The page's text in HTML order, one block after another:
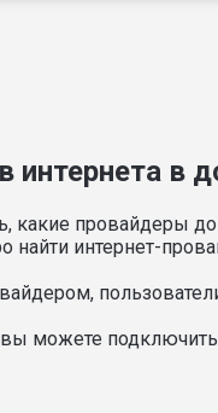
интернета в
провайдеры
найти интернет-
можете